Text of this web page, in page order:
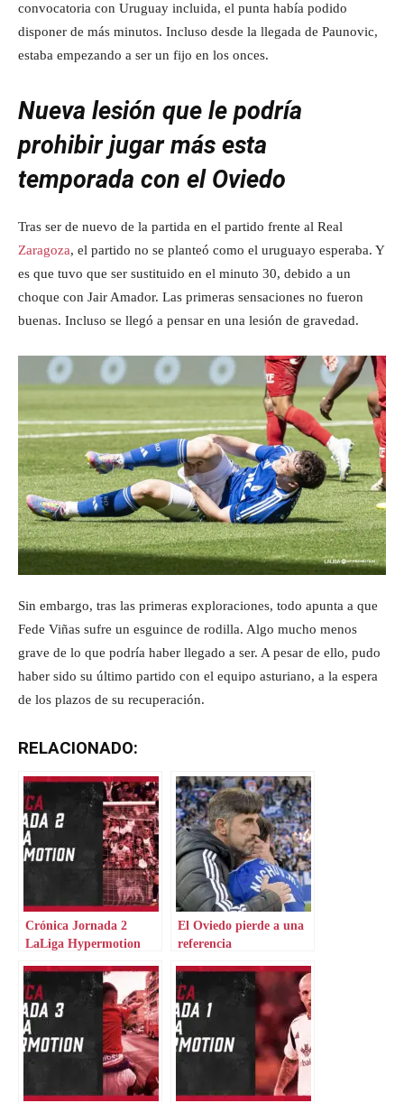
convocatoria con Uruguay incluida, el punta había podido
disponer de más minutos. Incluso desde la llegada de Paunovic,
estaba empezando a ser un fijo en los onces.
Nueva lesión que le podría
prohibir jugar más esta
temporada con el Oviedo
Tras ser de nuevo de la partida en el partido frente al Real
Zaragoza, el partido no se planteó como el uruguayo esperaba. Y
es que tuvo que ser sustituido en el minuto 30, debido a un
choque con Jair Amador. Las primeras sensaciones no fueron
buenas. Incluso se llegó a pensar en una lesión de gravedad.
Sin embargo, tras las primeras exploraciones, todo apunta a que
Fede Viñas sufre un esguince de rodilla. Algo mucho menos
grave de lo que podría haber llegado a ser. A pesar de ello, pudo
haber sido su último partido con el equipo asturiano, a la espera
de los plazos de su recuperación.
RELACIONADO:
Crónica Jornada 2
LaLiga Hypermotion
El Oviedo pierde a una
referencia